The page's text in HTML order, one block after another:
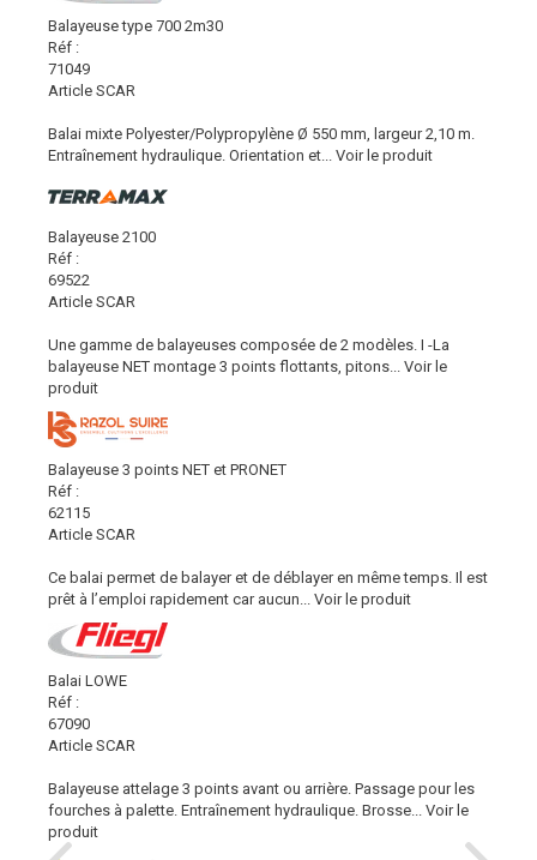
Balayeuse type 700 2m30
Réf :
71049
Article SCAR
Balai mixte Polyester/Polypropylène Ø 550 mm, largeur 2,10 m.
Entraînement hydraulique. Orientation et...
Voir le produit
Balayeuse 2100
Réf :
69522
Article SCAR
Une gamme de balayeuses composée de 2 modèles. I -La
balayeuse NET montage 3 points flottants, pitons...
Voir le
produit
Balayeuse 3 points NET et PRONET
Réf :
62115
Article SCAR
Ce balai permet de balayer et de déblayer en même temps. Il est
prêt à l’emploi rapidement car aucun...
Voir le produit
Balai LOWE
Réf :
67090
Article SCAR
Balayeuse attelage 3 points avant ou arrière. Passage pour les
fourches à palette. Entraînement hydraulique. Brosse...
Voir le
produit